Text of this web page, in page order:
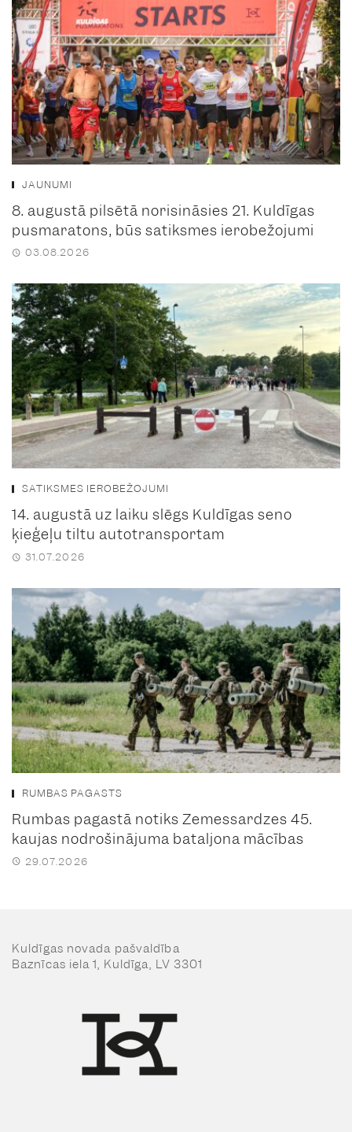
JAUNUMI
8. augustā pilsētā norisināsies 21. Kuldīgas
pusmaratons, būs satiksmes ierobežojumi
03.08.2026
SATIKSMES IEROBEŽOJUMI
14. augustā uz laiku slēgs Kuldīgas seno
ķieģeļu tiltu autotransportam
31.07.2026
RUMBAS PAGASTS
Rumbas pagastā notiks Zemessardzes 45.
kaujas nodrošinājuma bataljona mācības
29.07.2026
Kuldīgas novada pašvaldība
Baznīcas iela 1, Kuldīga, LV 3301